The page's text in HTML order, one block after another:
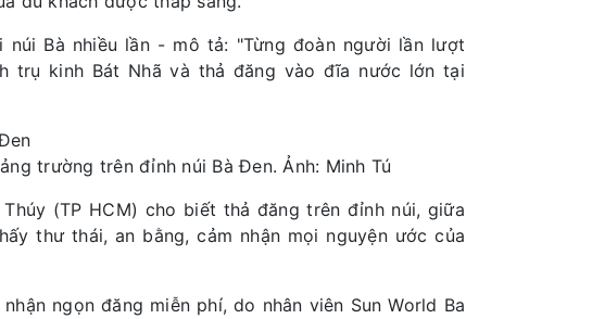
Bà nhiều lần - mô tả: "Từng đoàn người lần lượt
trụ kinh Bát Nhã và thả đăng vào đĩa nước lớn tại
trường trên đỉnh núi Bà Đen. Ảnh: Minh Tú
(TP HCM) cho biết thả đăng trên đỉnh núi, giữa
thư thái, an bằng, cảm nhận mọi nguyện ước của
ngọn đăng miễn phí, do nhân viên Sun World Ba